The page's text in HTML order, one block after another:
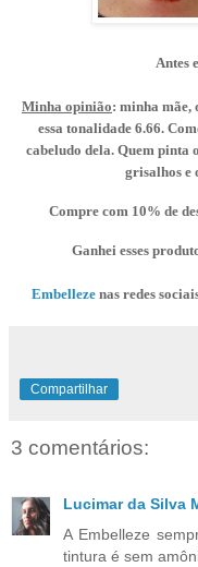
Antes
Minha opinião: minha mãe,
essa tonalidade 6.66.
cabeludo dela. Quem pinta
grisalhos e
Compre com 10% de
Ganhei esses
Embelleze nas redes
Compartilhar
3 comentários:
Lucimar da Silva
A Embelleze
tintura é sem